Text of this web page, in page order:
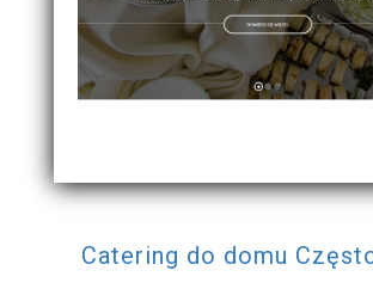
Catering do domu